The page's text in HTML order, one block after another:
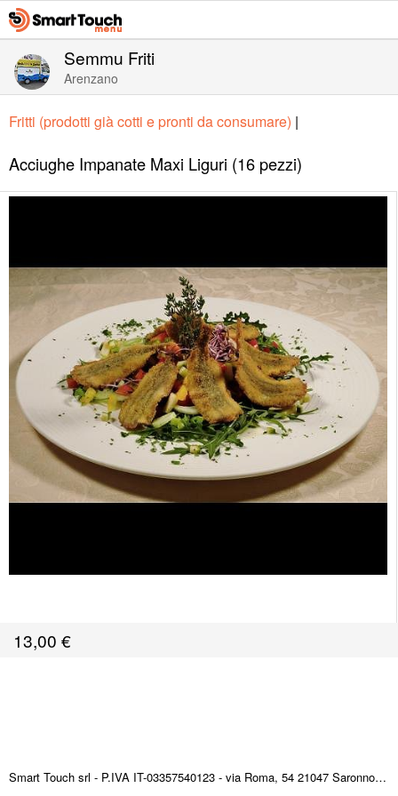
Semmu Friti
Arenzano
Fritti (prodotti già cotti e pronti da consumare) |
Acciughe Impanate Maxi Liguri (16 pezzi)
13,00 €
Smart Touch srl - P.IVA IT-03357540123 - via Roma, 54 21047 Saronno (VA) ITALY